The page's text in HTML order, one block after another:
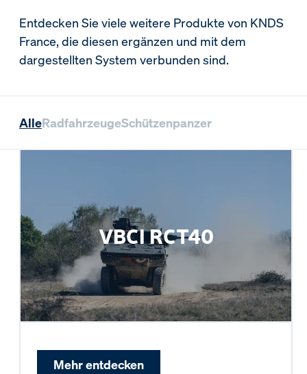
Entdecken Sie viele weitere Produkte von KNDS
France, die diesen ergänzen und mit dem
dargestellten System verbunden sind.
AlleRadfahrzeugeSchützenpanzer
VBCI RCT40
Mehr entdecken